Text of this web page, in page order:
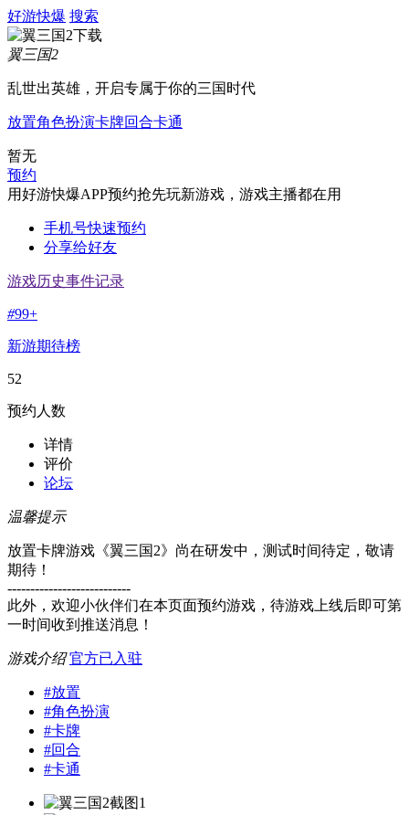
好游快爆 搜索
翼三国2
乱世出英雄，开启专属于你的三国时代
放置角色扮演卡牌回合卡通
暂无
预约
用好游快爆APP预约抢先玩新游戏，游戏主播都在用
手机号快速预约
分享给好友
游戏历史事件记录
#99+
新游期待榜
52
预约人数
详情
评价
论坛
温馨提示
放置卡牌游戏《翼三国2》尚在研发中，测试时间待定，敬请
期待！
---------------------------
此外，欢迎小伙伴们在本页面预约游戏，待游戏上线后即可第
一时间收到推送消息！
游戏介绍 官方已入驻
#放置
#角色扮演
#卡牌
#回合
#卡通